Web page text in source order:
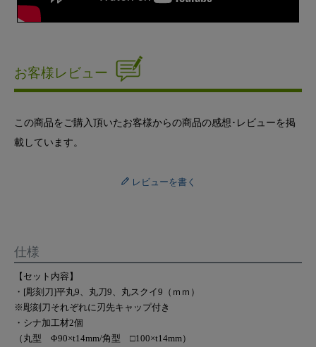
お客様レビュー
この商品をご購入頂いたお客様からの商品の感想･レビューを掲
載しています。
レビューを書く
仕様
【セット内容】
・[彫刻刀]平丸9、丸刀9、丸スクイ9（ｍｍ）
※彫刻刀それぞれに刃先キャップ付き
・シナ加工材2個
（丸型 Φ90×t14mm/角型 □100×t14mm）